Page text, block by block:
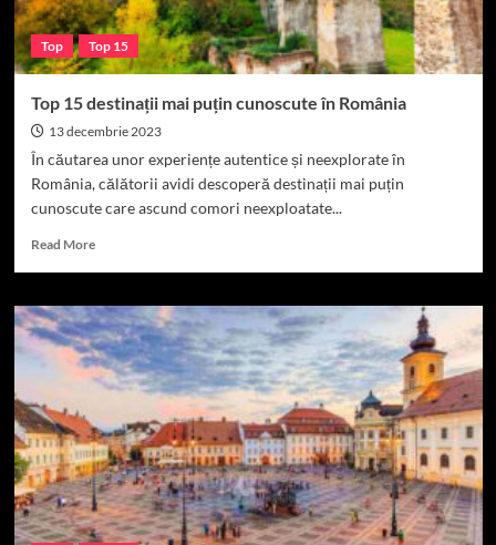
Top Top 15
Top 15 destinații mai puțin cunoscute în România
13 decembrie 2023
În căutarea unor experiențe autentice și neexplorate în
România, călătorii avidi descoperă destinații mai puțin
cunoscute care ascund comori neexploatate...
Read MoreRead
Top
15
destinații
mai
puțin
în
România